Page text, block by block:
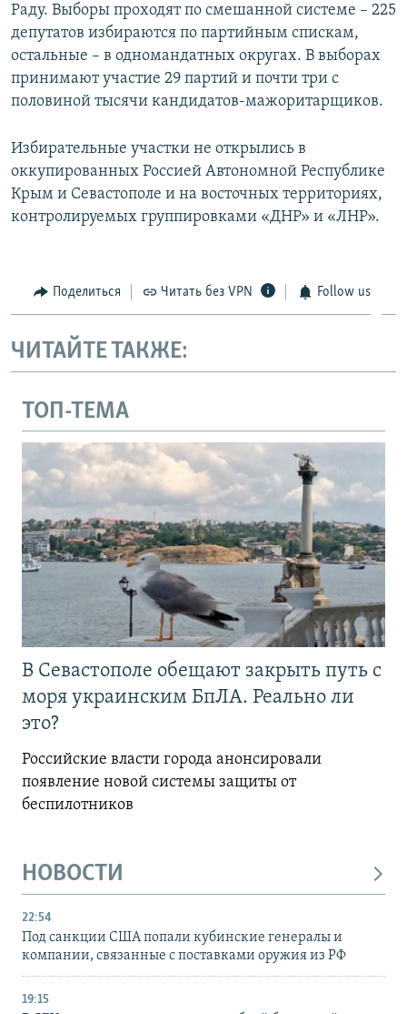
Раду. Выборы проходят по смешанной системе – 225
депутатов избираются по партийным спискам,
остальные – в одномандатных округах. В выборах
принимают участие 29 партий и почти три с
половиной тысячи кандидатов-мажоритарщиков.
Избирательные участки не открылись в
оккупированных Россией Автономной Республике
Крым и Севастополе и на восточных территориях,
контролируемых группировками «ДНР» и «ЛНР».
Поделиться Читать без VPN Follow us
ЧИТАЙТЕ ТАКЖЕ:
ТОП-ТЕМА
В Севастополе обещают закрыть путь с
моря украинским БпЛА. Реально ли
это?
Российские власти города анонсировали
появление новой системы защиты от
беспилотников
НОВОСТИ
22:54
Под санкции США попали кубинские генералы и
компании, связанные с поставками оружия из РФ
19:15